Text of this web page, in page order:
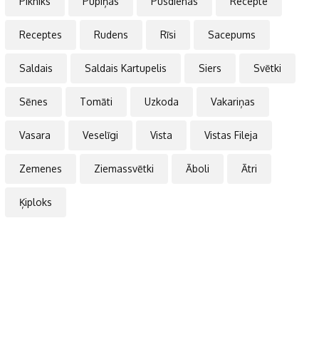
Receptes Rudens Rīsi Sacepums
Saldais Saldais Kartupelis Siers Svētki
Sēnes Tomāti Uzkoda Vakariņas
Vasara Veselīgi Vista Vistas Fileja
Zemenes Ziemassvētki Āboli Ātri
Ķiploks